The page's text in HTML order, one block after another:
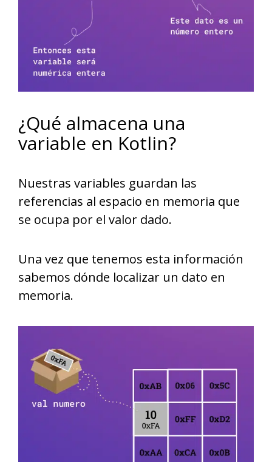
¿Qué almacena una
variable en Kotlin?
Nuestras variables guardan las
referencias al espacio en memoria que
se ocupa por el valor dado.
Una vez que tenemos esta información
sabemos dónde localizar un dato en
memoria.